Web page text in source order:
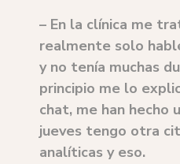
– En la clínica me
realmente solo
y no tenía muchas
principio me lo
chat, me han hecho
jueves tengo otra
analíticas y eso.